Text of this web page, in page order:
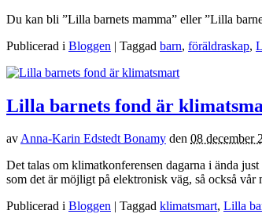
Du kan bli ”Lilla barnets mamma” eller ”Lilla
Publicerad i Bloggen | Taggad barn, föräldraskap,
Lilla barnets fond är
avAnna-Karin Edstedt Bonamy den 08 december
Det talas om klimatkonferensen dagarna i ända
som det är möjligt på elektronisk väg, så också
Publicerad i Bloggen | Taggad klimatsmart, Lilla